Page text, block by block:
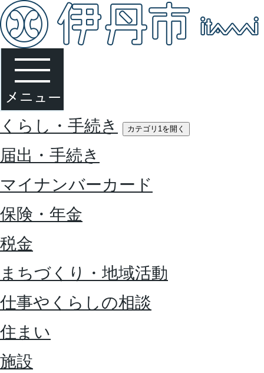
くらし・手続き カテゴリ1を開く
届出・手続き
マイナンバーカード
保険・年金
税金
まちづくり・地域活動
仕事やくらしの相談
住まい
施設